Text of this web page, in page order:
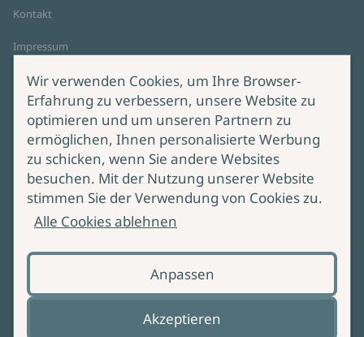
Kontakt
Impressum
Cookie-Einstellungen
AGB Online Shop
Service
Lieferung & Versand
Produktsicherheit
Bei Fragen zur Produktsicherheit
wenden Sie sich bitte an
Wir verwenden Cookies, um Ihre Browser-
Erfahrung zu verbessern, unsere Website zu
optimieren und um unseren Partnern zu
ermöglichen, Ihnen personalisierte Werbung
zu schicken, wenn Sie andere Websites
besuchen. Mit der Nutzung unserer Website
stimmen Sie der Verwendung von Cookies zu.
Alle Cookies ablehnen
Anpassen
Akzeptieren